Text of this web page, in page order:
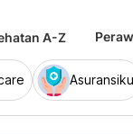
A-Z
Asuransiku